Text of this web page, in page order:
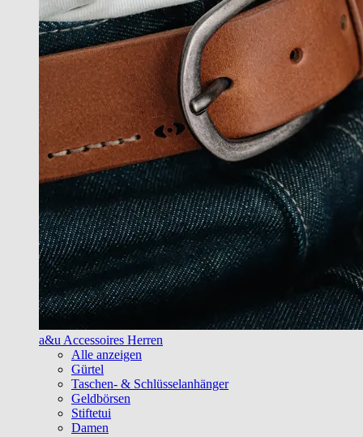
a&u Accessoires Herren
Alle anzeigen
Gürtel
Taschen- & Schlüsselanhänger
Geldbörsen
Stiftetui
Damen